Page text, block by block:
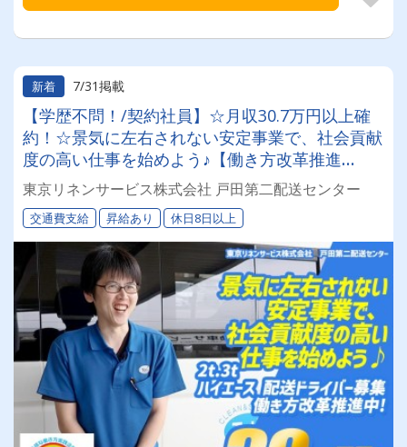
新着 7/31掲載
【学歴不問！/契約社員】☆月収30.7万円以上確
約！☆景気に左右されない安定事業で、社会貢献
度の高い仕事を始めよう♪【働き方改革推進
中！】☆正社員も同時募集☆◎昇給あり◎交通費
別途支給◎
東京リネンサービス株式会社 戸田第二配送センター
交通費支給 昇給あり 休日8日以上